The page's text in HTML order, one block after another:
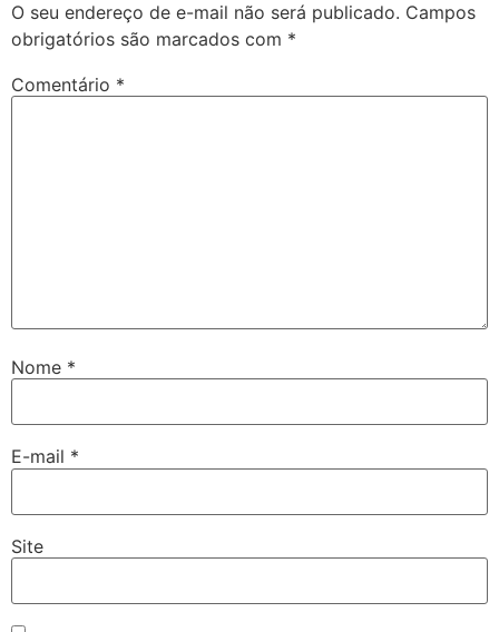
O seu endereço de e-mail não será publicado. Campos
obrigatórios são marcados com *
Comentário *
Nome *
E-mail *
Site